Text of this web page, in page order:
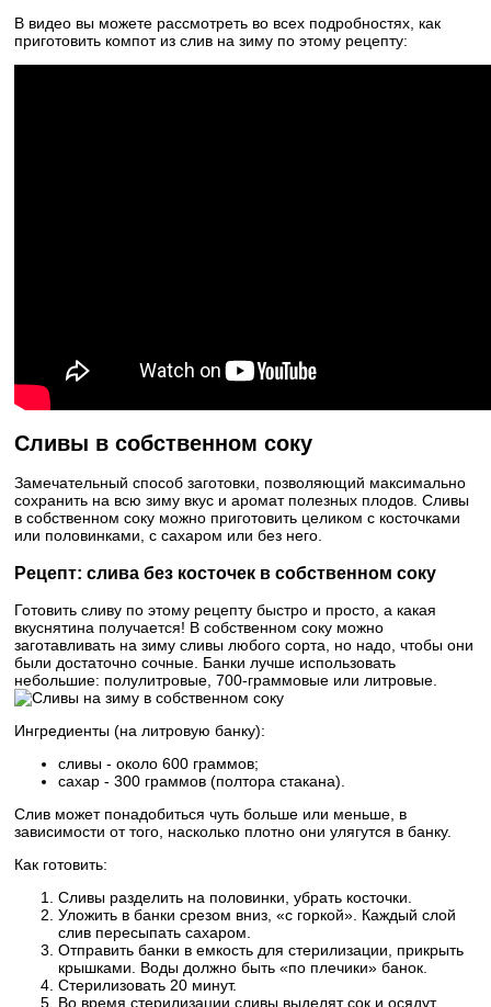
В видео вы можете рассмотреть во всех подробностях, как
приготовить компот из слив на зиму по этому рецепту:
Сливы в собственном соку
Замечательный способ заготовки, позволяющий максимально
сохранить на всю зиму вкус и аромат полезных плодов. Сливы
в собственном соку можно приготовить целиком с косточками
или половинками, с сахаром или без него.
Рецепт: слива без косточек в собственном соку
Готовить сливу по этому рецепту быстро и просто, а какая
вкуснятина получается! В собственном соку можно
заготавливать на зиму сливы любого сорта, но надо, чтобы они
были достаточно сочные. Банки лучше использовать
небольшие: полулитровые, 700-граммовые или литровые.
Ингредиенты (на литровую банку):
сливы - около 600 граммов;
сахар - 300 граммов (полтора стакана).
Слив может понадобиться чуть больше или меньше, в
зависимости от того, насколько плотно они улягутся в банку.
Как готовить:
Сливы разделить на половинки, убрать косточки.
Уложить в банки срезом вниз, «с горкой». Каждый слой
слив пересыпать сахаром.
Отправить банки в емкость для стерилизации, прикрыть
крышками. Воды должно быть «по плечики» банок.
Стерилизовать 20 минут.
Во время стерилизации сливы выделят сок и осядут.